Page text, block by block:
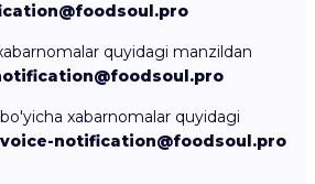
quyidagi manzildan
bo'yicha xabarnomalar quyidagi
notification@foodsoul.pro